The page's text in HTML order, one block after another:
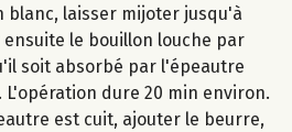
blanc, laisser mijoter jusqu'à
le bouillon louche par
soit absorbé par l'épeautre
dure 20 min environ.
est cuit, ajouter le beurre,